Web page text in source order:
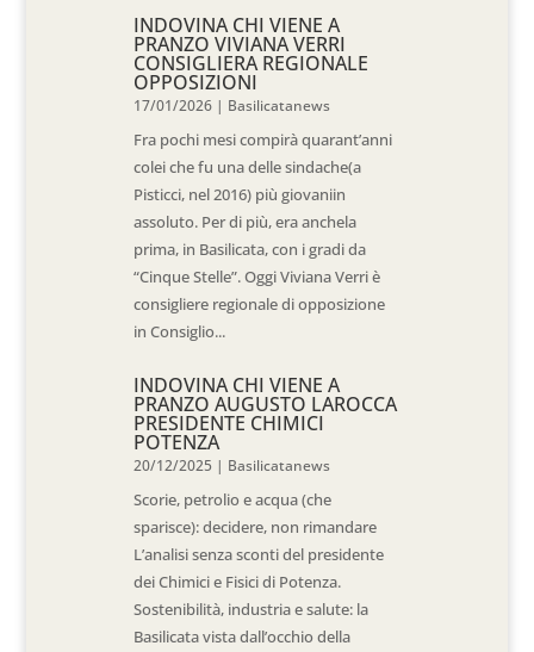
INDOVINA CHI VIENE A
PRANZO VIVIANA VERRI
CONSIGLIERA REGIONALE
OPPOSIZIONI
17/01/2026 | Basilicatanews
Fra pochi mesi compirà quarant’anni
colei che fu una delle sindache(a
Pisticci, nel 2016) più giovaniin
assoluto. Per di più, era anchela
prima, in Basilicata, con i gradi da
“Cinque Stelle”. Oggi Viviana Verri è
consigliere regionale di opposizione
in Consiglio...
INDOVINA CHI VIENE A
PRANZO AUGUSTO LAROCCA
PRESIDENTE CHIMICI
POTENZA
20/12/2025 | Basilicatanews
Scorie, petrolio e acqua (che
sparisce): decidere, non rimandare
L’analisi senza sconti del presidente
dei Chimici e Fisici di Potenza.
Sostenibilità, industria e salute: la
Basilicata vista dall’occhio della